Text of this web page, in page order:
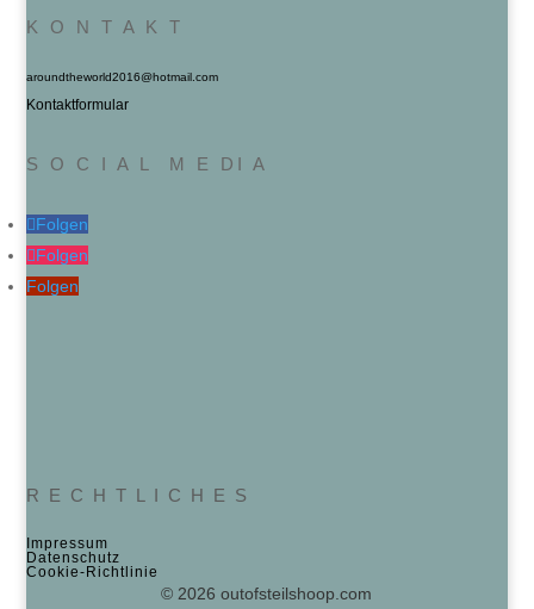
K O N T A K T
aroundtheworld2016@hotmail.com
Kontaktformular
S O C I A L M E DI A
Folgen
Folgen
Folgen
R E C H T L I C H E S
Impressum
Datenschutz
Cookie‑Richtlinie
© 2026 outofsteilshoop.com